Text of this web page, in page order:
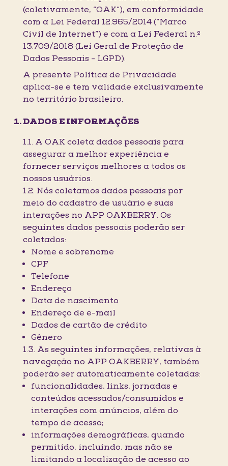
(coletivamente, “OAK”), em conformidade
com a Lei Federal 12.965/2014 (“Marco
Civil de Internet”) e com a Lei Federal n.º
13.709/2018 (Lei Geral de Proteção de
Dados Pessoais - LGPD).
A presente Política de Privacidade
aplica-se e tem validade exclusivamente
no território brasileiro.
DADOS E INFORMAÇÕES
1.1. A OAK coleta dados pessoais para
assegurar a melhor experiência e
fornecer serviços melhores a todos os
nossos usuários.
1.2. Nós coletamos dados pessoais por
meio do cadastro de usuário e suas
interações no APP OAKBERRY. Os
seguintes dados pessoais poderão ser
coletados:
Nome e sobrenome
CPF
Telefone
Endereço
Data de nascimento
Endereço de e-mail
Dados de cartão de crédito
Gênero
1.3. As seguintes informações, relativas à
navegação no APP OAKBERRY, também
poderão ser automaticamente coletadas:
funcionalidades, links, jornadas e
conteúdos acessados/consumidos e
interações com anúncios, além do
tempo de acesso;
informações demográficas, quando
permitido, incluindo, mas não se
limitando a localização de acesso ao